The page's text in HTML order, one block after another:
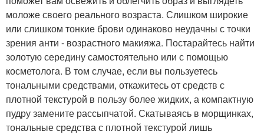
моложе своего реального возраста. Слишком широкие
или слишком тонкие брови одинаково неудачны с точки
зрения анти - возрастного макияжа. Постарайтесь найти
золотую середину самостоятельно или с помощью
косметолога. В том случае, если вы пользуетесь
тональными средствами, откажитесь от средств с
плотной текстурой в пользу более жидких, а компактную
пудру замените рассыпчатой. Скатываясь в морщинках,
тональные средства с плотной текстурой лишь